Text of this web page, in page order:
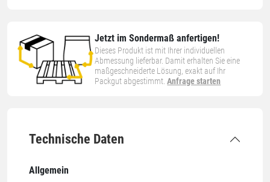
Jetzt im Sondermaß anfertigen!
Dieses Produkt ist mit Ihrer individuellen
Abmessung lieferbar. Damit erhalten Sie eine
maßgeschneiderte Lösung, exakt auf Ihr
Packgut abgestimmt.Anfrage starten
Technische Daten
Allgemein